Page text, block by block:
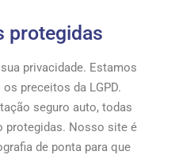
protegidas
privacidade. Estamos
preceitos da LGPD.
seguro auto, todas
protegidas. Nosso site é
de ponta para que